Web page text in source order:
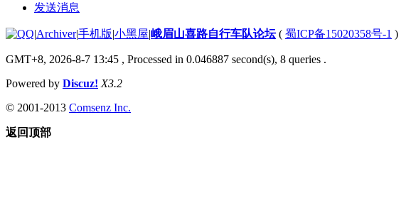
发送消息
|Archiver|手机版|小黑屋|峨眉山喜路自行车队论坛( 蜀ICP备15020358号-1 )
GMT+8, 2026-8-7 13:45 , Processed in 0.046887 second(s), 8 queries .
Powered by Discuz! X3.2
© 2001-2013 Comsenz Inc.
返回顶部